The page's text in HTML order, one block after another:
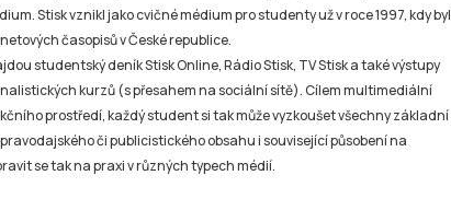
Stisk vznikl jako cvičné médium pro studenty už v roce 1997, kdy byl
časopisů v České republice.
studentský deník Stisk Online, Rádio Stisk, TV Stisk a také výstupy
kurzů (s přesahem na sociální sítě). Cílem multimediální
prostředí, každý student si tak může vyzkoušet všechny základní
či publicistického obsahu i související působení na
se tak na praxi v různých typech médií.